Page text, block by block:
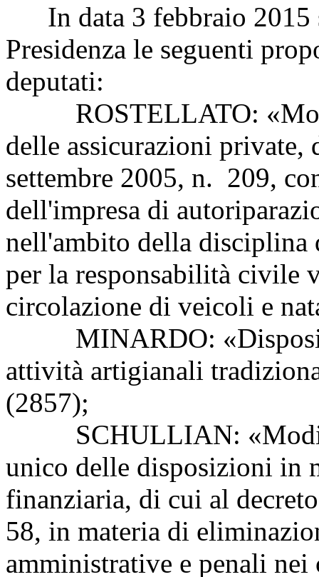
In data 3 febbraio 2015
Presidenza le seguenti
deputati:
ROSTELLATO:
delle assicurazioni
settembre 2005, n. 209,
dell'impresa di
nell'ambito della disciplina
per la responsabilità civile
circolazione di veicoli e
MINARDO:
attività artigianali
(2857);
SCHULLIAN:
unico delle disposizioni in
finanziaria, di cui al
58, in materia di
amministrative e penali